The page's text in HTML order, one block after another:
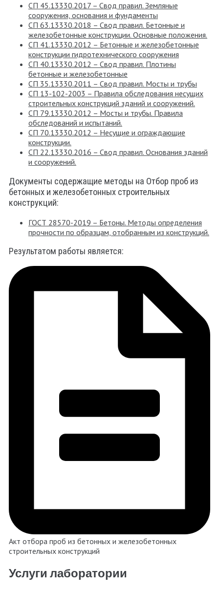
СП 45.13330.2017 – Свод правил. Земляные
сооружения, основания и фундаменты
СП 63.13330.2018 – Свод правил. Бетонные и
железобетонные конструкции. Основные положения.
СП 41.13330.2012 – Бетонные и железобетонные
конструкции гидротехнического сооружения
СП 40.13330.2012 – Свод правил. Плотины
бетонные и железобетонные
СП 35.13330.2011 – Свод правил. Мосты и трубы
СП 13-102-2003 – Правила обследования несущих
строительных конструкций зданий и сооружений.
СП 79.13330.2012 – Мосты и трубы. Правила
обследований и испытаний.
СП 70.13330.2012 – Несущие и ограждающие
конструкции.
СП 22.13330.2016 – Свод правил. Основания зданий
и сооружений.
Документы содержащие методы на Отбор проб из
бетонных и железобетонных строительных
конструкций:
ГОСТ 28570-2019 – Бетоны. Методы определения
прочности по образцам, отобранным из конструкций.
Результатом работы является:
Акт отбора проб из бетонных и железобетонных
строительных конструкций
Услуги лаборатории